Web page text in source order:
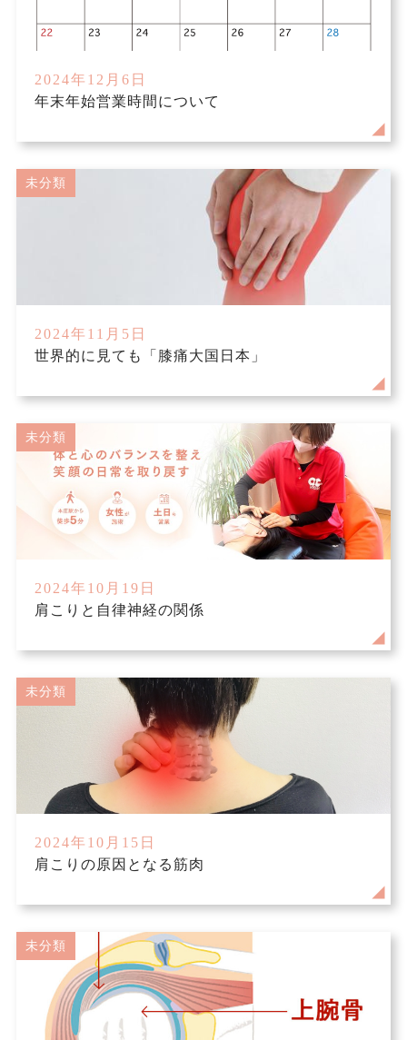
2024年12月6日
年末年始営業時間について
未分類
2024年11月5日
世界的に見ても「膝痛大国日本」
未分類
2024年10月19日
肩こりと自律神経の関係
未分類
2024年10月15日
肩こりの原因となる筋肉
未分類